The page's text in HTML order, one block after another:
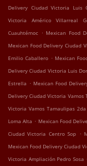
Delivery Ciudad Victoria Luis
Victoria Américo Villarreal
Cuauhtémoc . Mexican Food
Mexican Food Delivery Ciudad
Emilio Caballero . Mexican
Delivery Ciudad Victoria Luis
Estrella . Mexican Food
Delivery Ciudad Victoria Vamos
Victoria Vamos Tamaulipas 2da
Loma Alta . Mexican Food
Ciudad Victoria Centro Sop .
Mexican Food Delivery Ciudad
Victoria Ampliación Pedro Sosa .